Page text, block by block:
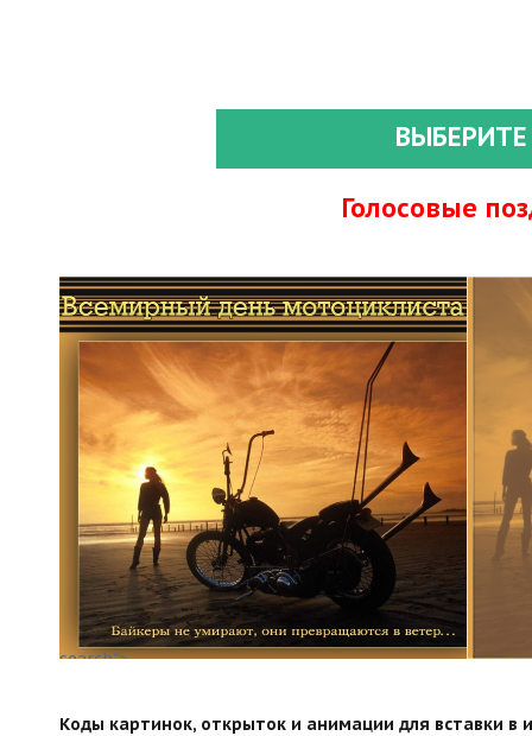
Голосовые
search">
Коды картинок, открыток и анимации для вставки в